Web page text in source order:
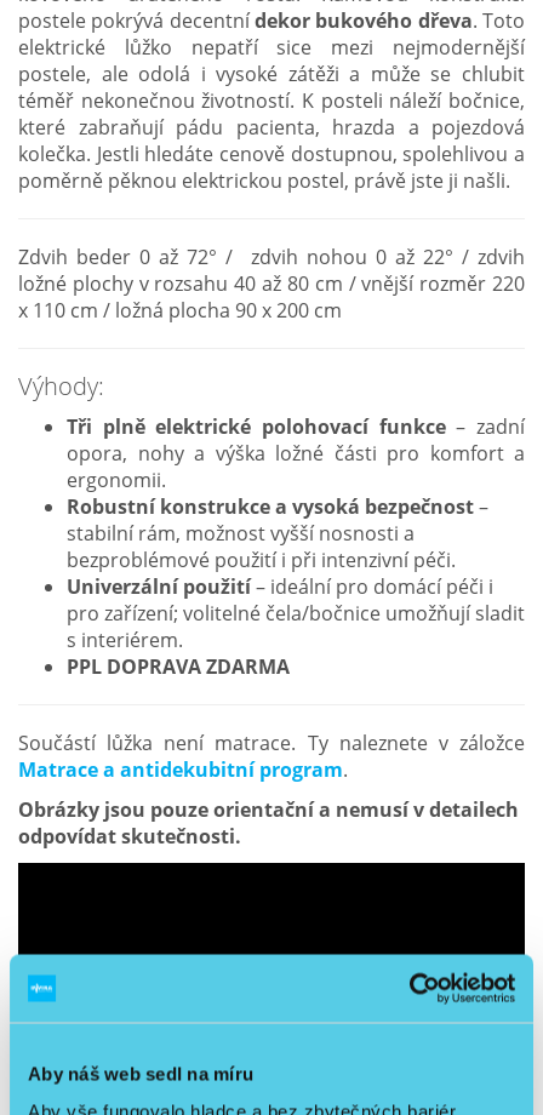
Aby náš web sedl na míru
postele pokrývá decentnídekor bukového dřeva. Toto
elektrické lůžko nepatří sice mezi nejmodernější
postele, ale odolá i vysoké zátěži a může se chlubit
téměř nekonečnou životností. K posteli náleží bočnice,
které zabraňují pádu pacienta, hrazda a pojezdová
kolečka. Jestli hledáte cenově dostupnou, spolehlivou a
poměrně pěknou elektrickou postel, právě jste ji našli.
Zdvih beder 0 až 72° / zdvih nohou 0 až 22° / zdvih
ložné plochy v rozsahu 40 až 80 cm / vnější rozměr 220
x 110 cm / ložná plocha 90 x 200 cm
Výhody:
Tři plně elektrické polohovací funkce– zadní
opora, nohy a výška ložné části pro komfort a
ergonomii.
Robustní konstrukce a vysoká bezpečnost–
stabilní rám, možnost vyšší nosnosti a
bezproblémové použití i při intenzivní péči.
Univerzální použití– ideální pro domácí péči i
pro zařízení; volitelné čela/bočnice umožňují sladit
s interiérem.
PPL DOPRAVA ZDARMA
Součástí lůžka není matrace. Ty naleznete v záložce
Matrace a antidekubitní program.
Obrázky jsou pouze orientační a nemusí v detailech
odpovídat skutečnosti.